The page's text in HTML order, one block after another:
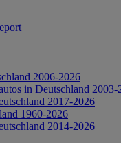
2006-2026
in Deutschland 2003-
2017-2026
1960-2026
2014-2026